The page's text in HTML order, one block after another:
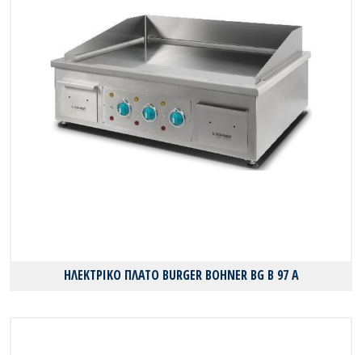
ΗΛΕΚΤΡΙΚΟ ΠΛΑΤΟ BURGER BOHNER BG B 97 A